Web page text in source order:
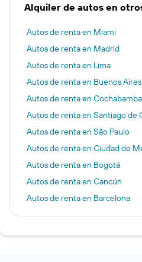
Alquiler de autos en
Autos de renta en Miami
Autos de renta en Madrid
Autos de renta en Lima
Autos de renta en Buenos Aires
Autos de renta en Cochabamba
Autos de renta en Santiago de
Autos de renta en São Paulo
Autos de renta en Ciudad de
Autos de renta en Bogotá
Autos de renta en Cancún
Autos de renta en Barcelona
Autos de renta en Río de